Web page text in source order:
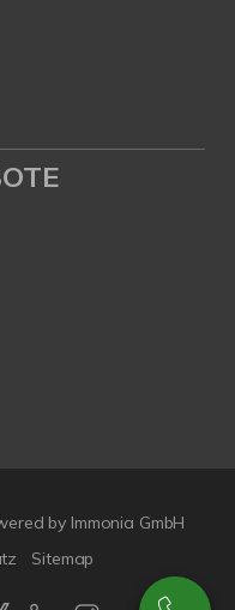
by Immonia GmbH
Sitemap